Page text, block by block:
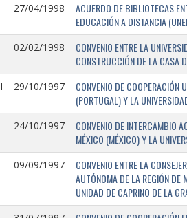
27/04/1998
ACUERDO DE BIBLIOTECAS
EDUCACIÓN A DISTANCIA
02/02/1998
CONVENIO ENTRE LA
CONSTRUCCIÓN DE LA CASA
29/10/1997
CONVENIO DE COOPERACIÓN
(PORTUGAL) Y LA
24/10/1997
CONVENIO DE INTERCAMBIO
MÉXICO (MÉXICO) Y LA
09/09/1997
CONVENIO ENTRE LA
AUTÓNOMA DE LA REGIÓN DE
UNIDAD DE CAPRINO DE LA